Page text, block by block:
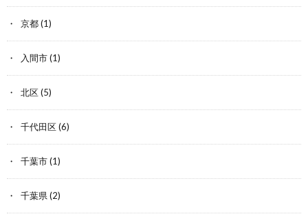
京都(1)
入間市(1)
北区(5)
千代田区(6)
千葉市(1)
千葉県(2)